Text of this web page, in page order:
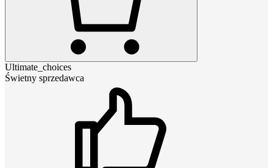
Ultimate_choices
Świetny sprzedawca